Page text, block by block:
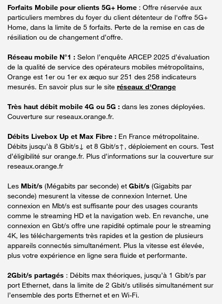
Forfaits Mobile pour clients 5G+ Home : Offre réservée aux
particuliers membres du foyer du client détenteur de l'offre 5G+
Home, dans la limite de 5 forfaits. Perte de la remise en cas de
résiliation ou de changement d’offre.
Réseau mobile N°1 : Selon l’enquête ARCEP 2025 d’évaluation
de la qualité de service des opérateurs mobiles métropolitains,
Orange est 1er ou 1er ex æquo sur 251 des 258 indicateurs
mesurés. En savoir plus sur le site réseaux d'Orange
Très haut débit mobile 4G ou 5G : dans les zones déployées.
Couverture sur reseaux.orange.fr.
Débits Livebox Up et Max Fibre : En France métropolitaine.
Débits jusqu’à 8 Gbit/s↓ et 8 Gbit/s↑, déploiement en cours. Test
d’éligibilité sur orange.fr. Plus d’informations sur la couverture sur
reseaux.orange.fr
Les Mbit/s (Mégabits par seconde) et Gbit/s (Gigabits par
seconde) mesurent la vitesse de connexion Internet. Une
connexion en Mbt/s est suffisante pour des usages courants
comme le streaming HD et la navigation web. En revanche, une
connexion en Gbt/s offre une rapidité optimale pour le streaming
4K, les téléchargements très rapides et la gestion de plusieurs
appareils connectés simultanément. Plus la vitesse est élevée,
plus votre expérience en ligne sera fluide et performante.
2Gbit/s partagés : Débits max théoriques, jusqu’à 1 Gbit/s par
port Ethernet, dans la limite de 2 Gbit/s utilisés simultanément sur
l’ensemble des ports Ethernet et en Wi-Fi.